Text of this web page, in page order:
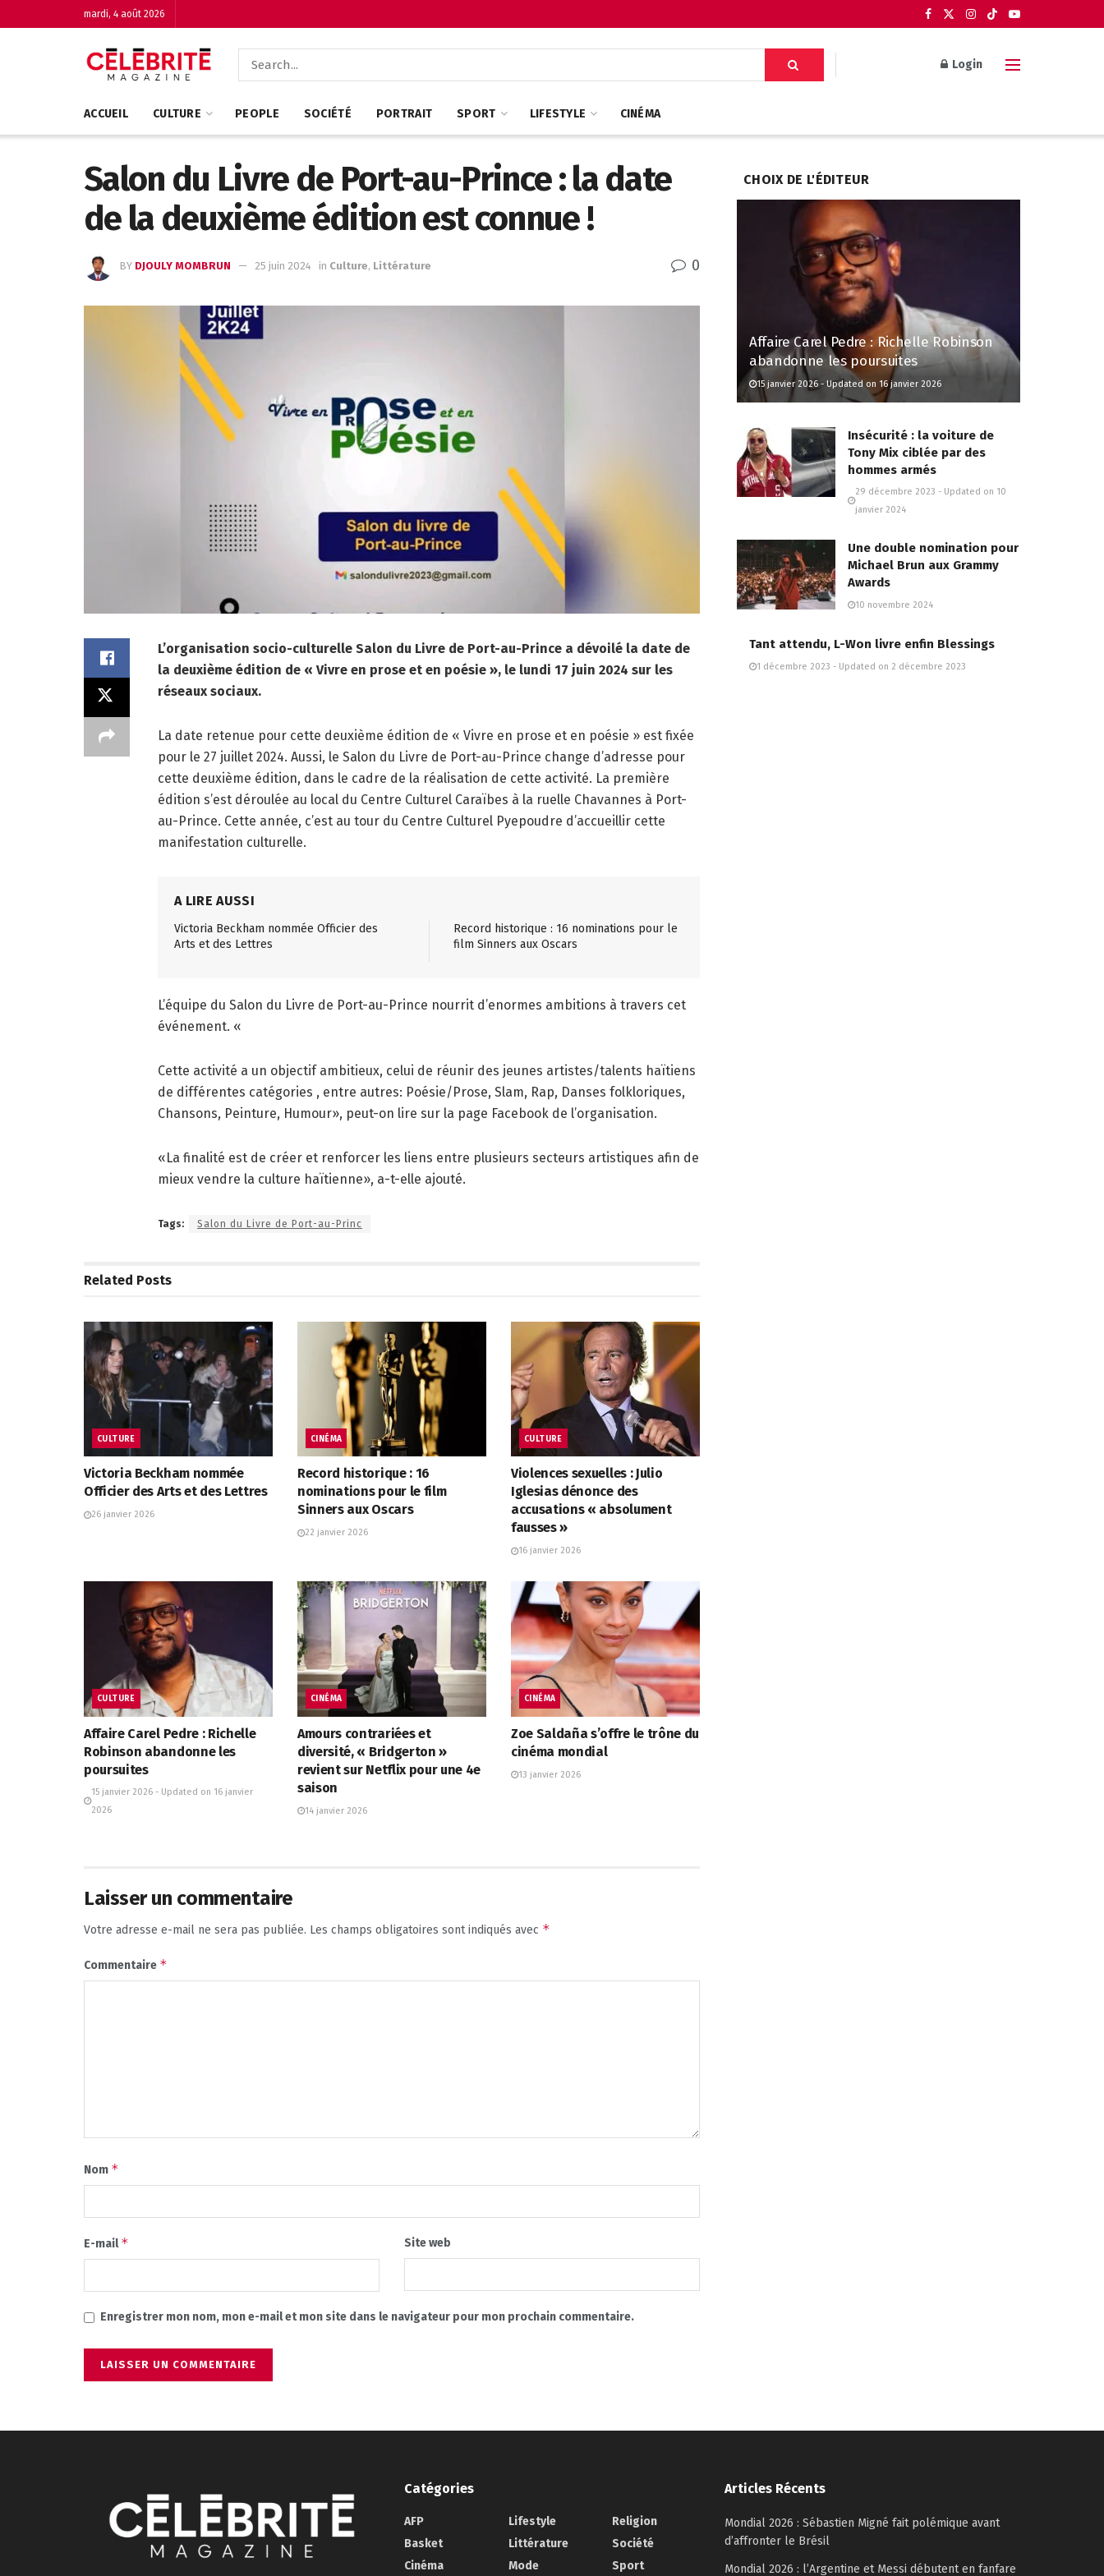
mardi, 4 août 2026
Login
ACCUEIL CULTURE PEOPLE SOCIÉTÉ PORTRAIT SPORT LIFESTYLE CINÉMA
Salon du Livre de Port-au-Prince : la date
de la deuxième édition est connue !
BY DJOULY MOMBRUN 25 juin 2024 in Culture, Littérature 0
L’organisation socio-culturelle Salon du Livre de Port-au-Prince a dévoilé la date de
la deuxième édition de « Vivre en prose et en poésie », le lundi 17 juin 2024 sur les
réseaux sociaux.
La date retenue pour cette deuxième édition de « Vivre en prose et en poésie » est fixée
pour le 27 juillet 2024. Aussi, le Salon du Livre de Port-au-Prince change d’adresse pour
cette deuxième édition, dans le cadre de la réalisation de cette activité. La première
édition s’est déroulée au local du Centre Culturel Caraïbes à la ruelle Chavannes à Port-
au-Prince. Cette année, c’est au tour du Centre Culturel Pyepoudre d’accueillir cette
manifestation culturelle.
A LIRE AUSSI
Victoria Beckham nommée Officier des
Arts et des Lettres
Record historique : 16 nominations pour le
film Sinners aux Oscars
L’équipe du Salon du Livre de Port-au-Prince nourrit d’enormes ambitions à travers cet
événement. «
Cette activité a un objectif ambitieux, celui de réunir des jeunes artistes/talents haïtiens
de différentes catégories , entre autres: Poésie/Prose, Slam, Rap, Danses folkloriques,
Chansons, Peinture, Humour», peut-on lire sur la page Facebook de l’organisation.
«La finalité est de créer et renforcer les liens entre plusieurs secteurs artistiques afin de
mieux vendre la culture haïtienne», a-t-elle ajouté.
Tags: Salon du Livre de Port-au-Princ
Related Posts
CULTURE
Victoria Beckham nommée
Officier des Arts et des Lettres
26 janvier 2026
CINÉMA
Record historique : 16
nominations pour le film
Sinners aux Oscars
22 janvier 2026
CULTURE
Violences sexuelles : Julio
Iglesias dénonce des
accusations « absolument
fausses »
16 janvier 2026
CULTURE
Affaire Carel Pedre : Richelle
Robinson abandonne les
poursuites
15 janvier 2026 - Updated on 16 janvier
2026
CINÉMA
Amours contrariées et
diversité, « Bridgerton »
revient sur Netflix pour une 4e
saison
14 janvier 2026
CINÉMA
Zoe Saldaña s’offre le trône du
cinéma mondial
13 janvier 2026
Laisser un commentaire
Votre adresse e-mail ne sera pas publiée. Les champs obligatoires sont indiqués avec *
Commentaire *
Nom *
E-mail* Site web
Enregistrer mon nom, mon e-mail et mon site dans le navigateur pour mon prochain commentaire.
CHOIX DE L'ÉDITEUR
Affaire Carel Pedre : Richelle Robinson
abandonne les poursuites
15 janvier 2026 - Updated on 16 janvier 2026
Insécurité : la voiture de
Tony Mix ciblée par des
hommes armés
29 décembre 2023 - Updated on 10
janvier 2024
Une double nomination pour
Michael Brun aux Grammy
Awards
10 novembre 2024
Tant attendu, L-Won livre enfin Blessings
1 décembre 2023 - Updated on 2 décembre 2023
Catégories
AFP
Basket
Cinéma
Lifestyle
Littérature
Mode
Religion
Société
Sport
Articles Récents
Mondial 2026 : Sébastien Migné fait polémique avant
d’affronter le Brésil
Mondial 2026 : l’Argentine et Messi débutent en fanfare